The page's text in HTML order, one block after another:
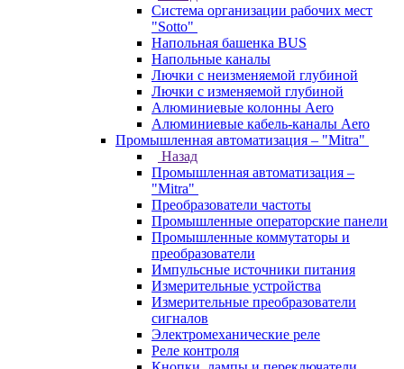
Система организации рабочих мест
"Sotto"
Напольная башенка BUS
Напольные каналы
Лючки с неизменяемой глубиной
Лючки с изменяемой глубиной
Алюминиевые колонны Aero
Алюминиевые кабель-каналы Aero
Промышленная автоматизация – "Mitra"
Назад
Промышленная автоматизация –
"Mitra"
Преобразователи частоты
Промышленные операторские панели
Промышленные коммутаторы и
преобразователи
Импульсные источники питания
Измерительные устройства
Измерительные преобразователи
сигналов
Электромеханические реле
Реле контроля